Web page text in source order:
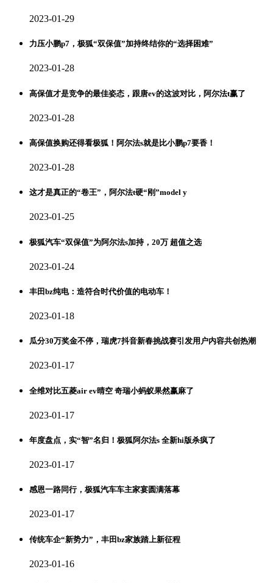
2023-01-29
力压小鹏p7，极狐“双保值”加持终结你的“选择困难”
2023-01-28
高保值才是竞争的最佳姿态，跟唐ev的这波对比，阿尔法t赢了
2023-01-28
高保值换购还得看极狐！阿尔法s就是比小鹏p7要香！
2023-01-28
这才是真正的“卷王”，阿尔法t硬“刚”model y
2023-01-25
极狐汽车“双保值”为阿尔法s加持，20万 超值之选
2023-01-24
丰田bz纯电：造符合时代价值的电动车！
2023-01-18
瓜分30万奖金不停，瑞虎7抖音新春挑战赛引发用户内容共创热潮
2023-01-17
全维对比五菱air ev晴空 奇瑞小蚂蚁果然赢麻了
2023-01-17
年度盘点，实“智”名归！极狐阿尔法s 全新hi版杀疯了
2023-01-17
感恩一路同行，极狐汽车车主家宴圆满落幕
2023-01-17
传统车企“新势力”，丰田bz家族踏上新征程
2023-01-16